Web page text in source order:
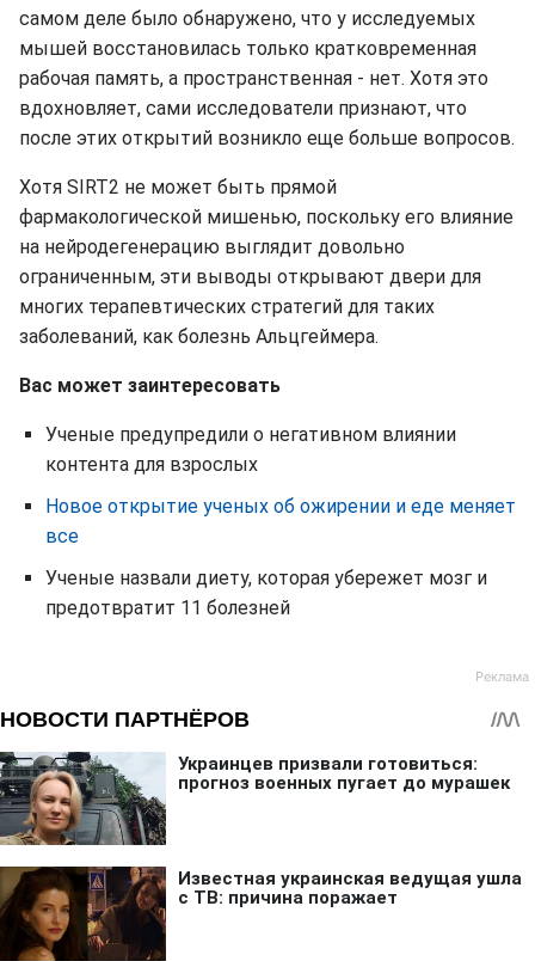
самом деле было обнаружено, что у исследуемых
мышей восстановилась только кратковременная
рабочая память, а пространственная - нет. Хотя это
вдохновляет, сами исследователи признают, что
после этих открытий возникло еще больше вопросов.
Хотя SIRT2 не может быть прямой
фармакологической мишенью, поскольку его влияние
на нейродегенерацию выглядит довольно
ограниченным, эти выводы открывают двери для
многих терапевтических стратегий для таких
заболеваний, как болезнь Альцгеймера.
Вас может заинтересовать
Ученые предупредили о негативном влиянии
контента для взрослых
Новое открытие ученых об ожирении и еде меняет
все
Ученые назвали диету, которая убережет мозг и
предотвратит 11 болезней